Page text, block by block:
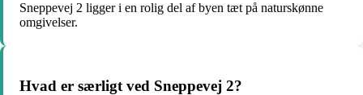
Sneppevej 2 ligger i en rolig del af byen tæt på naturskønne
omgivelser.
Hvad er særligt ved Sneppevej 2?